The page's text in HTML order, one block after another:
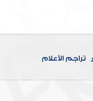
تراجم الأعلام